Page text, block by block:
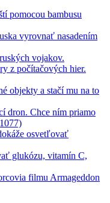
pomocou bambusu
vyrovnať nasadením
vojakov.
z počítačových hier.
objekty a stačí mu na to
dron. Chce ním priamo
osvetľovať
glukózu, vitamín C,
filmu Armageddon